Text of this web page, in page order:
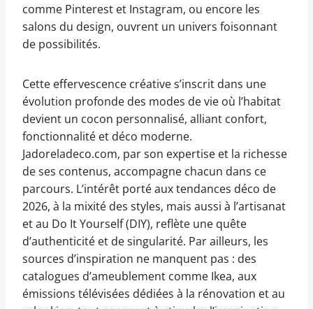
comme Pinterest et Instagram, ou encore les
salons du design, ouvrent un univers foisonnant
de possibilités.
Cette effervescence créative s’inscrit dans une
évolution profonde des modes de vie où l’habitat
devient un cocon personnalisé, alliant confort,
fonctionnalité et déco moderne.
Jadoreladeco.com, par son expertise et la richesse
de ses contenus, accompagne chacun dans ce
parcours. L’intérêt porté aux tendances déco de
2026, à la mixité des styles, mais aussi à l’artisanat
et au Do It Yourself (DIY), reflète une quête
d’authenticité et de singularité. Par ailleurs, les
sources d’inspiration ne manquent pas : des
catalogues d’ameublement comme Ikea, aux
émissions télévisées dédiées à la rénovation et au